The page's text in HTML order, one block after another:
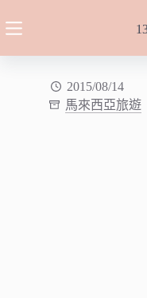
至
2015/08/14
馬來西亞旅遊